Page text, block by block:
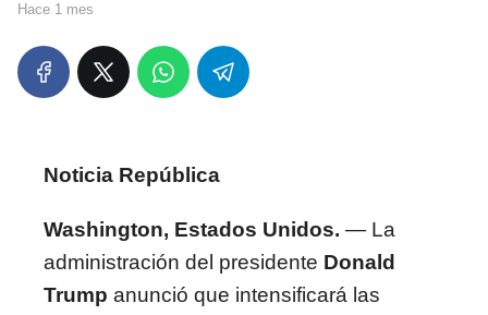
hace 1 mes
Noticia República
Washington, Estados Unidos. — La
administración del presidente Donald
Trump anunció que intensificará las